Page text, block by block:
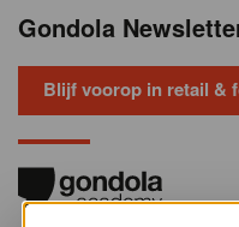
Gondola
Blijf voorop in retail &